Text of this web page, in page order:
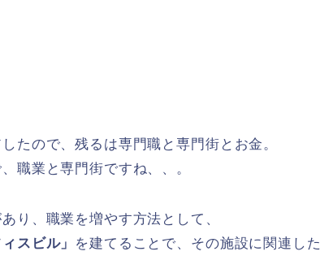
たので、残るは専門職と専門街とお金。
職業と専門街ですね、、。
り、職業を増やす方法として、
ィスビル」 を建てることで、その施設に関連した